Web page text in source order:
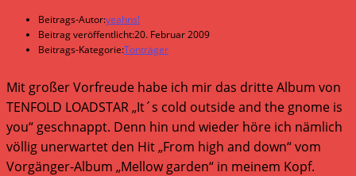
Beitrags-Autor:yeahns!
Beitrag veröffentlicht:20. Februar 2009
Beitrags-Kategorie:Tonträger
Mit großer Vorfreude habe ich mir das dritte Album von
TENFOLD LOADSTAR „It´s cold outside and the gnome is
you“ geschnappt. Denn hin und wieder höre ich nämlich
völlig unerwartet den Hit „From high and down“ vom
Vorgänger-Album „Mellow garden“ in meinem Kopf.